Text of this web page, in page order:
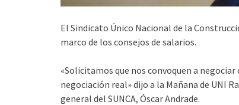
El Sindicato Único Nacional de la
marco de los consejos de salarios.
«Solicitamos que nos convoquen a negociar
negociación real» dijo a la Mañana de UNI
general del SUNCA, Óscar Andrade.